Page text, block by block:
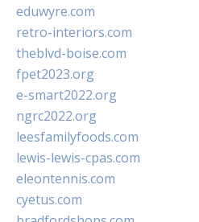
eduwyre.com
retro-interiors.com
theblvd-boise.com
fpet2023.org
e-smart2022.org
ngrc2022.org
leesfamilyfoods.com
lewis-lewis-cpas.com
eleontennis.com
cyetus.com